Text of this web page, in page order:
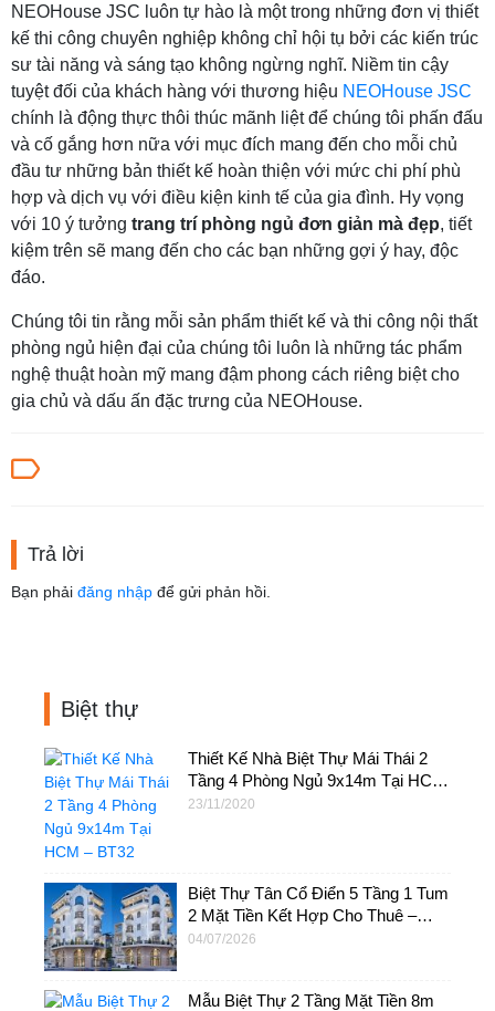
NEOHouse JSC luôn tự hào là một trong những đơn vị thiết
kế thi công chuyên nghiệp không chỉ hội tụ bởi các kiến trúc
sư tài năng và sáng tạo không ngừng nghĩ. Niềm tin cậy
tuyệt đối của khách hàng với thương hiệu NEOHouse JSC
chính là động thực thôi thúc mãnh liệt để chúng tôi phấn đấu
và cố gắng hơn nữa với mục đích mang đến cho mỗi chủ
đầu tư những bản thiết kế hoàn thiện với mức chi phí phù
hợp và dịch vụ với điều kiện kinh tế của gia đình. Hy vọng
với 10 ý tưởng trang trí phòng ngủ đơn giản mà đẹp, tiết
kiệm trên sẽ mang đến cho các bạn những gợi ý hay, độc
đáo.
Chúng tôi tin rằng mỗi sản phẩm thiết kế và thi công nội thất
phòng ngủ hiện đại của chúng tôi luôn là những tác phẩm
nghệ thuật hoàn mỹ mang đậm phong cách riêng biệt cho
gia chủ và dấu ấn đặc trưng của NEOHouse.
Trả lời
Bạn phải đăng nhập để gửi phản hồi.
Biệt thự
Thiết Kế Nhà Biệt Thự Mái Thái 2
Tầng 4 Phòng Ngủ 9x14m Tại HCM
– BT32
23/11/2020
Biệt Thự Tân Cổ Điển 5 Tầng 1 Tum
2 Mặt Tiền Kết Hợp Cho Thuê –
BT63
04/07/2026
Mẫu Biệt Thự 2 Tầng Mặt Tiền 8m